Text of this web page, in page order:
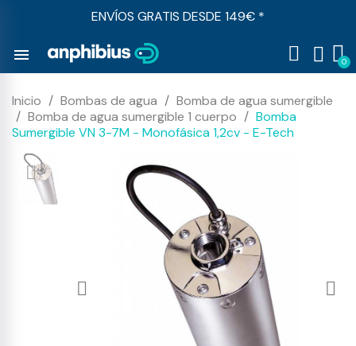
ENVÍOS GRATIS DESDE 149€ *
menu
Inicio Bombas de agua
Bomba de agua sumergible
Bomba de agua sumergible 1 cuerpo
Bomba
Sumergible VN 3-7M - Monofásica 1,2cv - E-Tech